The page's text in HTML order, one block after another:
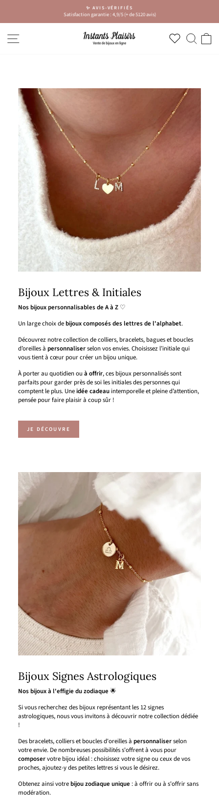
contenu
Diaporama
Pause
✨ AVIS-VÉRIFIÉS
Satisfaction garantie : 4,9/5 (+ de 5120 avis)
Bijoux Lettres & Initiales
Nos bijoux personnalisables de A à Z ♡
Un large choix de bijoux composés des lettres de l'alphabet.
Découvrez notre collection de colliers, bracelets, bagues et boucles
d’oreilles à personnaliserselon vos envies. Choisissez l’initiale qui
vous tient à cœur pour créer un bijou unique.
À porter au quotidien ou à offrir, ces bijoux personnalisés sont
parfaits pour garder près de soi les initiales des personnes qui
comptent le plus. Uneidée cadeau intemporelle et pleine d’attention,
pensée pour faire plaisir à coup sûr !
JE DÉCOUVRE
Bijoux Signes Astrologiques
Nos bijoux à l'effigie du zodiaque 🌟
Si vous recherchez des bijoux représentant les 12 signes
astrologiques, nous vous invitons à découvrir notre collection dédiée
!
Des bracelets, colliers et boucles d'oreilles à personnaliserselon
votre envie. De nombreuses possibilités s'offrent à vous pour
composervotre bijou idéal : choisissez votre signe ou ceux de vos
proches, ajoutez-y des petites lettres si vous le désirez.
Obtenez ainsi votre bijou zodiaque unique : à offrir ou à s'offrir sans
modération.